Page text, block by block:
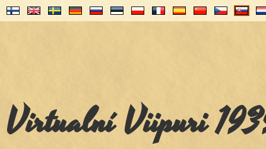
Virtualní Viipuri